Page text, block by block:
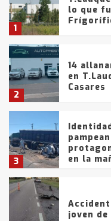
1
lo que
2
14
en
Casares
3
en la
joven de